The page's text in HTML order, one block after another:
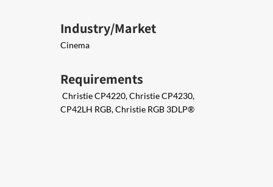
Industry/Market
Cinema
Requirements
Christie CP4220, Christie CP4230,
CP42LH RGB, Christie RGB 3DLP®